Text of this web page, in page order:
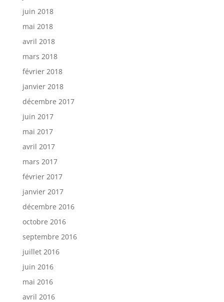
juin 2018
mai 2018
avril 2018
mars 2018
février 2018
janvier 2018
décembre 2017
juin 2017
mai 2017
avril 2017
mars 2017
février 2017
janvier 2017
décembre 2016
octobre 2016
septembre 2016
juillet 2016
juin 2016
mai 2016
avril 2016